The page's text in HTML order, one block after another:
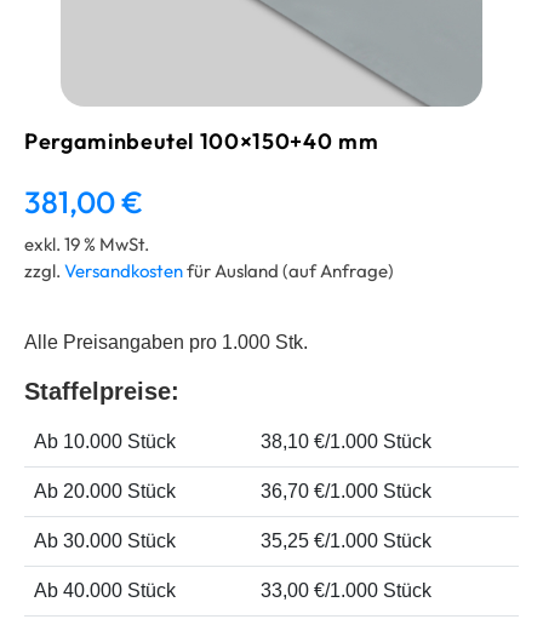
Pergaminbeutel 100×150+40 mm
381,00€
exkl. 19 % MwSt.
zzgl. Versandkostenfür Ausland (auf Anfrage)
Alle Preisangaben pro 1.000 Stk.
Staffelpreise:
Ab 10.000 Stück 38,10 €/1.000 Stück
Ab 20.000 Stück 36,70 €/1.000 Stück
Ab 30.000 Stück 35,25 €/1.000 Stück
Ab 40.000 Stück 33,00 €/1.000 Stück